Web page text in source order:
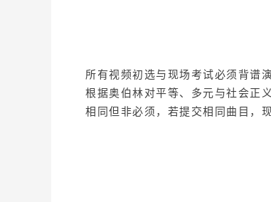
所有视频初选与现场考试必须背谱
根据奥伯林对平等、多元与社会正
相同但非必须，若提交相同曲目，